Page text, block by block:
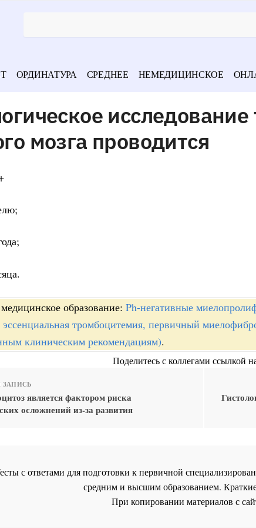
ОРДИНАТУРА СРЕДНЕЕ НЕМЕДИЦИНСКОЕ
мозга проводится
образование: Ph-негативные
тромбоцитемия, первичный
клиническим рекомендациям).
Поделитесь с коллегами ссылкой
является фактором риска
осложнений из-за развития
с ответами для подготовки к первичной
средним и высшим образованием.
При копировании материалов с